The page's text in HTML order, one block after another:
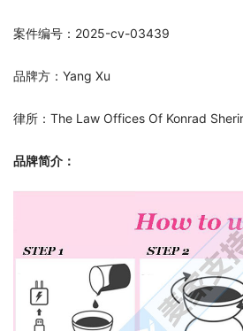
案件编号：2025-cv-03439
品牌方：Yang Xu
律所：The Law Offices Of Konrad
品牌简介：